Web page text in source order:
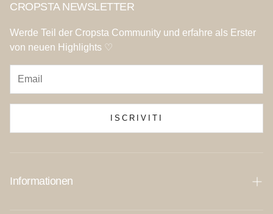
CROPSTA NEWSLETTER
Werde Teil der Cropsta Community und erfahre als Erster
von neuen Highlights ♡
ISCRIVITI
Informationen